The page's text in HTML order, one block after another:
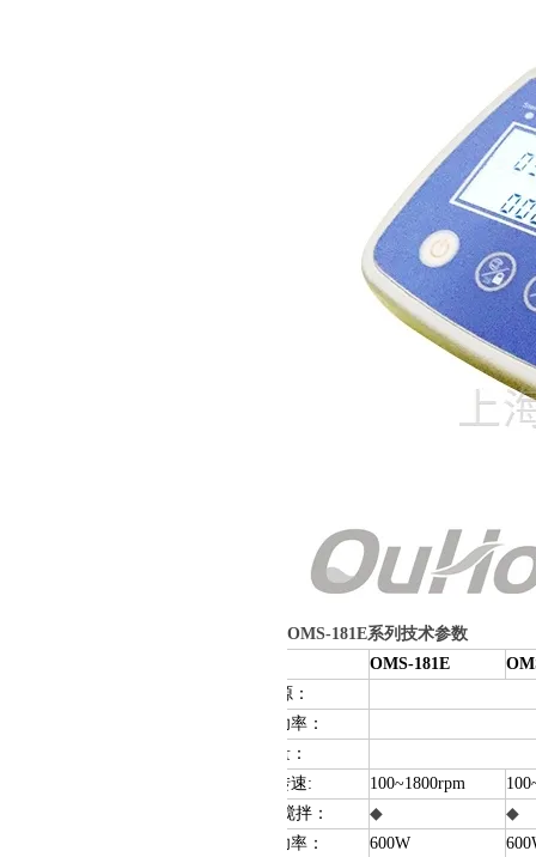
OMS-181E系列 技术参数
OMS-181E
电 源：
电机功率：
搅拌量：
搅拌转速:
100~1800rpm
顺/逆搅拌：
◆
◆
加热功率：
600W